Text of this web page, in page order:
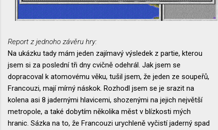
Report z jednoho závěru hry:
Na ukázku tady mám jeden zajímavý výsledek z partie, kterou
jsem si za poslední tři dny cvičně odehrál. Jak jsem se
dopracoval k atomovému věku, tušil jsem, že jeden ze soupeřů,
Francouzi, mají mírný náskok. Rozhodl jsem se je srazit na
kolena asi 8 jadernými hlavicemi, shozenými na jejich největší
metropole, a také dobytím několika měst v blízkosti mých
hranic. Sázka na to, že Francouzi urychleně vyčistí jaderný spad